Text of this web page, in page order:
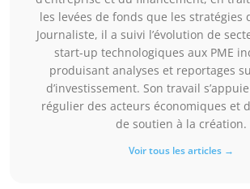
les levées de fonds que les stratégies
Journaliste, il a suivi l’évolution de
start-up technologiques aux PME
produisant analyses et reportages
d’investissement. Son travail
régulier des acteurs économiques et
de soutien à la création.
Voir tous les articles →